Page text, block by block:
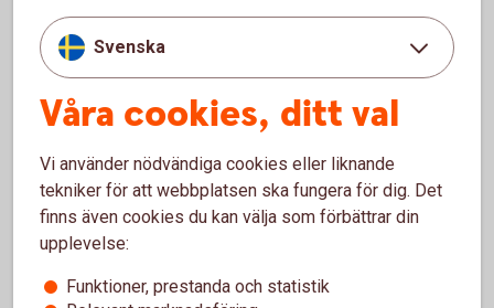
Unga är Sveriges framtid och fler företagare
behövs, därför samarbetar Swedbank och
sparbankerna med Ung Företagsamhet - UF - och
lär unga om entreprenörskap.
Ung företagsamhet – över 40
år som partner
Svenska
Våra cookies, ditt val
Vi använder nödvändiga cookies eller liknande
tekniker för att webbplatsen ska fungera för dig. Det
finns även cookies du kan välja som förbättrar din
upplevelse:
Funktioner, prestanda och statistik